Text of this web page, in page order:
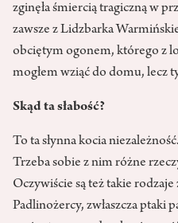
zginęła śmiercią tragiczną w
zawsze z Lidzbarka
obciętym ogonem, którego z
mogłem wziąć do domu, lecz
Skąd ta słabość?
To ta słynna kocia
Trzeba sobie z nim różne
Oczywiście są też takie
Padlinożercy, zwłaszcza ptaki